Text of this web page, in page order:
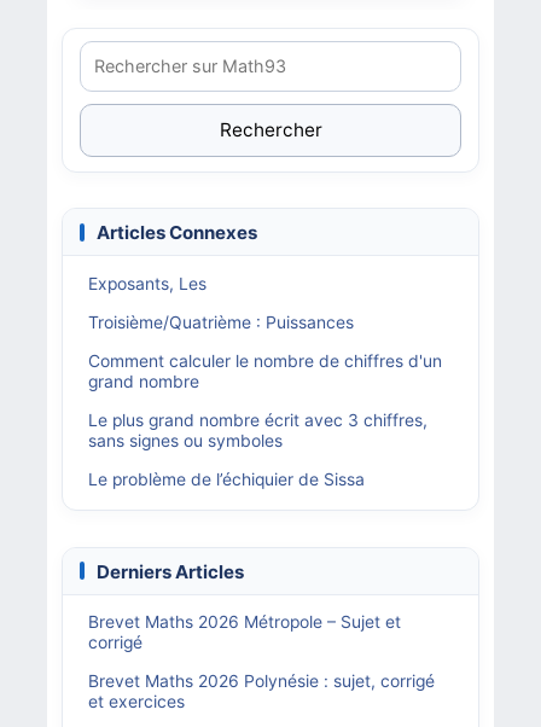
Rechercher
Articles Connexes
Exposants, Les
Troisième/Quatrième : Puissances
Comment calculer le nombre de chiffres d'un
grand nombre
Le plus grand nombre écrit avec 3 chiffres,
sans signes ou symboles
Le problème de l’échiquier de Sissa
Derniers Articles
Brevet Maths 2026 Métropole – Sujet et
corrigé
Brevet Maths 2026 Polynésie : sujet, corrigé
et exercices